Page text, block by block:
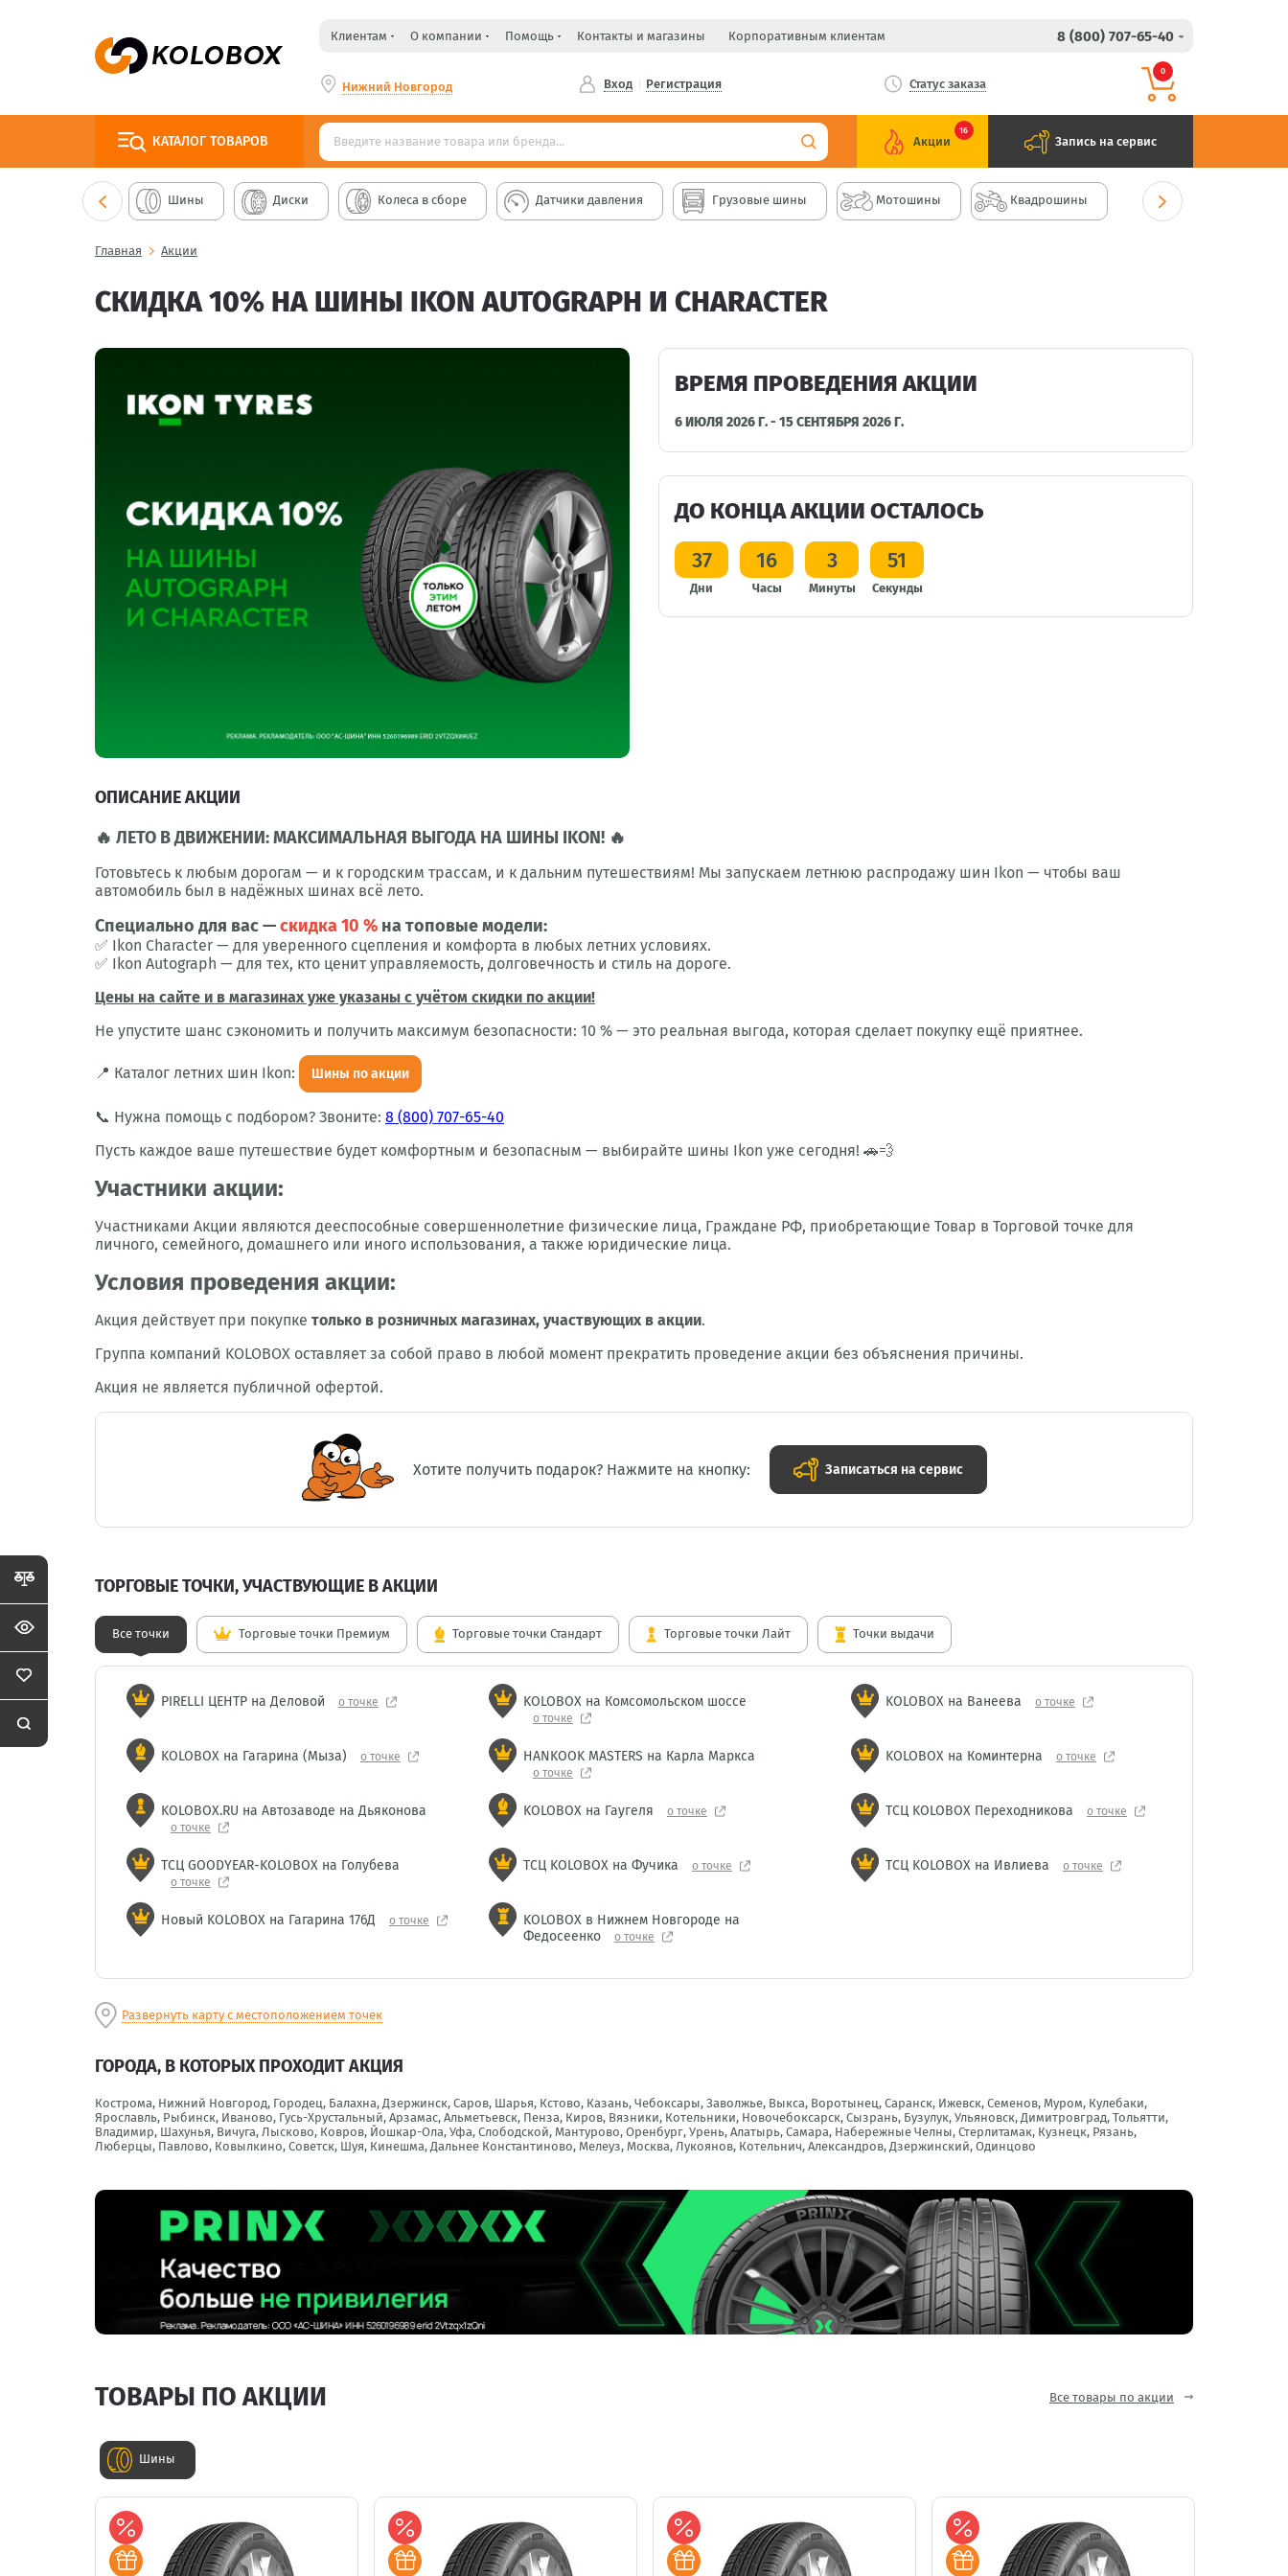
Клиентам О компании Помощь Контакты и магазины Корпоративным клиентам 8 (800) 707-65-40
Нижний Новгород Вход Регистрация Статус заказа
0
КАТАЛОГ ТОВАРОВ Акции
16
Запись на сервис
Шины Диски Колеса в сборе Датчики давления Грузовые шины Мотошины Квадрошины
Главная Акции
СКИДКА 10% НА ШИНЫ IKON AUTOGRAPH И CHARACTER
ВРЕМЯ ПРОВЕДЕНИЯ АКЦИИ
6 ИЮЛЯ 2026 Г. - 15 СЕНТЯБРЯ 2026 Г.
ДО КОНЦА АКЦИИ ОСТАЛОСЬ
37
Дни
16
Часы
3
Минуты
50
Секунды
ОПИСАНИЕ АКЦИИ
🔥 ЛЕТО В ДВИЖЕНИИ: МАКСИМАЛЬНАЯ ВЫГОДА НА ШИНЫ IKON! 🔥
Готовьтесь к любым дорогам — и к городским трассам, и к дальним путешествиям! Мы запускаем летнюю распродажу шин Ikon — чтобы ваш
автомобиль был в надёжных шинах всё лето.
Специально для вас —скидка 10 % на топовые модели:
✅ Ikon Character — для уверенного сцепления и комфорта в любых летних условиях.
✅ Ikon Autograph — для тех, кто ценит управляемость, долговечность и стиль на дороге.
Цены на сайте и в магазинах уже указаны с учётом скидки по акции!
Не упустите шанс сэкономить и получить максимум безопасности: 10 % — это реальная выгода, которая сделает покупку ещё приятнее.
📍 Каталог летних шин Ikon: Шины по акции
📞 Нужна помощь с подбором? Звоните: 8 (800) 707-65-40
Пусть каждое ваше путешествие будет комфортным и безопасным — выбирайте шины Ikon уже сегодня! 🚗💨
Участники акции:
Участниками Акции являются дееспособные совершеннолетние физические лица, Граждане РФ, приобретающие Товар в Торговой точке для
личного, семейного, домашнего или иного использования, а также юридические лица.
Условия проведения акции:
Акция действует при покупке только в розничных магазинах, участвующих в акции.
Группа компаний KOLOBOX оставляет за собой право в любой момент прекратить проведение акции без объяснения причины.
Акция не является публичной офертой.
Хотите получить подарок? Нажмите на кнопку: Записаться на сервис
ТОРГОВЫЕ ТОЧКИ, УЧАСТВУЮЩИЕ В АКЦИИ
Все точки Торговые точки Премиум Торговые точки Стандарт Торговые точки Лайт Точки выдачи
PIRELLI ЦЕНТР на Деловой о точке KOLOBOX на Комсомольском шоссе
о точке
KOLOBOX на Ванеева о точке
KOLOBOX на Гагарина (Мыза) о точке HANKOOK MASTERS на Карла Маркса
о точке
KOLOBOX на Коминтерна о точке
KOLOBOX.RU на Автозаводе на Дьяконова
о точке
KOLOBOX на Гаугеля о точке ТСЦ KOLOBOX Переходникова о точке
ТСЦ GOODYEAR-KOLOBOX на Голубева
о точке
ТСЦ KOLOBOX на Фучика о точке ТСЦ KOLOBOX на Ивлиева о точке
Новый KOLOBOX на Гагарина 176Д о точке
KOLOBOX в Нижнем Новгороде на
Федосеенко
о точке
Развернуть карту с местоположением точек
ГОРОДА, В КОТОРЫХ ПРОХОДИТ АКЦИЯ
Кострома, Нижний Новгород, Городец, Балахна, Дзержинск, Саров, Шарья, Кстово, Казань, Чебоксары, Заволжье, Выкса, Воротынец, Саранск, Ижевск, Семенов, Муром, Кулебаки,
Ярославль, Рыбинск, Иваново, Гусь-Хрустальный, Арзамас, Альметьевск, Пенза, Киров, Вязники, Котельники, Новочебоксарск, Сызрань, Бузулук, Ульяновск, Димитровград, Тольятти,
Владимир, Шахунья, Вичуга, Лысково, Ковров, Йошкар-Ола, Уфа, Слободской, Мантурово, Оренбург, Урень, Алатырь, Самара, Набережные Челны, Стерлитамак, Кузнецк, Рязань,
Люберцы, Павлово, Ковылкино, Советск, Шуя, Кинешма, Дальнее Константиново, Мелеуз, Москва, Лукоянов, Котельнич, Александров, Дзержинский, Одинцово
ТОВАРЫ ПО АКЦИИ Все товары по акции
Шины